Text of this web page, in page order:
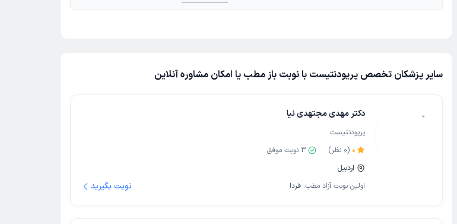
سایر پزشکان تخصص پریودنتیست با نوبت باز مطب یا امکان مشاوره آنلاین
دکتر مهدی مجتهدی نیا
پریودنتیست
0
(
0 نظر) 3 نوبت موفق
اردبیل
اولین نوبت آزاد مطب: فردا نوبت بگیرید